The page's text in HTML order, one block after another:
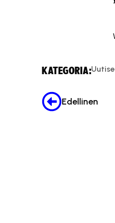
KATEGORIA:
Edellinen